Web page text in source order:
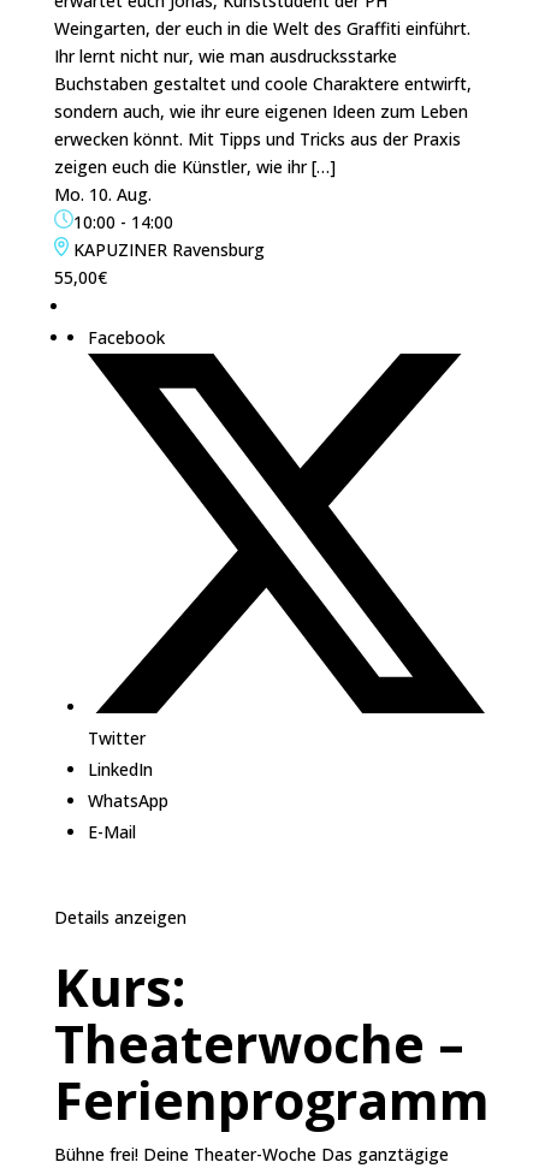
Weingarten, der euch in die Welt des Graffiti einführt.
Ihr lernt nicht nur, wie man ausdrucksstarke
Buchstaben gestaltet und coole Charaktere entwirft,
sondern auch, wie ihr eure eigenen Ideen zum Leben
erwecken könnt. Mit Tipps und Tricks aus der Praxis
zeigen euch die Künstler, wie ihr […]
Mo. 10. Aug.
10:00 - 14:00
KAPUZINER Ravensburg
55,00€
Facebook
Twitter
LinkedIn
WhatsApp
E-Mail
Details anzeigen
Kurs:
Theaterwoche –
Ferienprogramm
Bühne frei! Deine Theater-Woche Das ganztägige